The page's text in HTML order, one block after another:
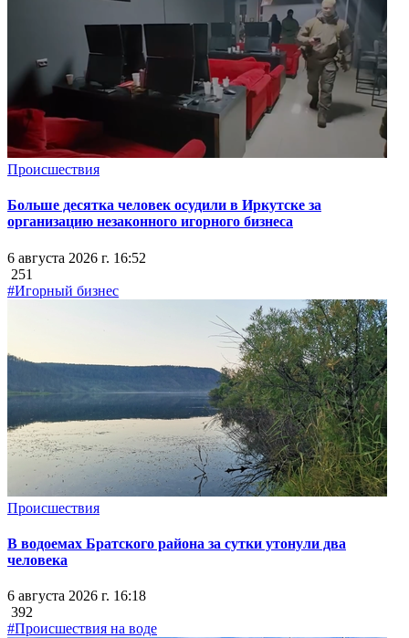
Происшествия
Больше десятка человек осудили в Иркутске за
организацию незаконного игорного бизнеса
6 августа 2026 г. 16:52
251
#Игорный бизнес
Происшествия
В водоемах Братского района за сутки утонули два
человека
6 августа 2026 г. 16:18
392
#Происшествия на воде